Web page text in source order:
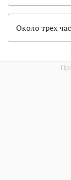
Около трех